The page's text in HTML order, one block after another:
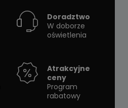
Doradztwo
W doborze
oświetlenia
Atrakcyjne
ceny
Program
rabatowy